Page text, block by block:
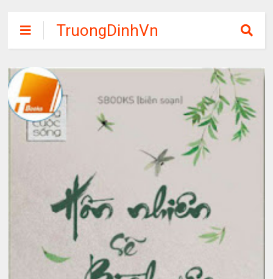
TruongDinhVn
Chia sẽ ebook,
các khóa học,
phần mềm học
tập miễn phí